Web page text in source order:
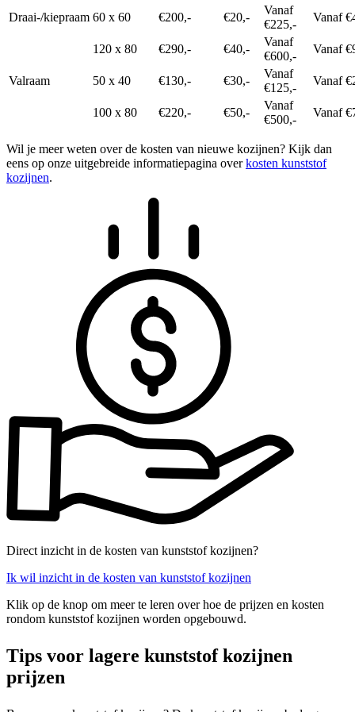
Draai-/kiepraam 60 x 60 €200,- €20,-
Vanaf
€225,-
Vanaf
120 x 80 €290,- €40,-
Vanaf
€600,-
Vanaf
Valraam 50 x 40 €130,- €30,-
Vanaf
€125,-
Vanaf
100 x 80 €220,- €50,-
Vanaf
€500,-
Vanaf
Wil je meer weten over de kosten van nieuwe kozijnen? Kijk dan
eens op onze uitgebreide informatiepagina overkosten kunststof
kozijnen.
Direct inzicht in de kosten van kunststof kozijnen?
Ik wil inzicht in de kosten van kunststof kozijnen
Klik op de knop om meer te leren over hoe de prijzen en kosten
rondom kunststof kozijnen worden opgebouwd.
Tips voor lagere kunststof kozijnen
prijzen